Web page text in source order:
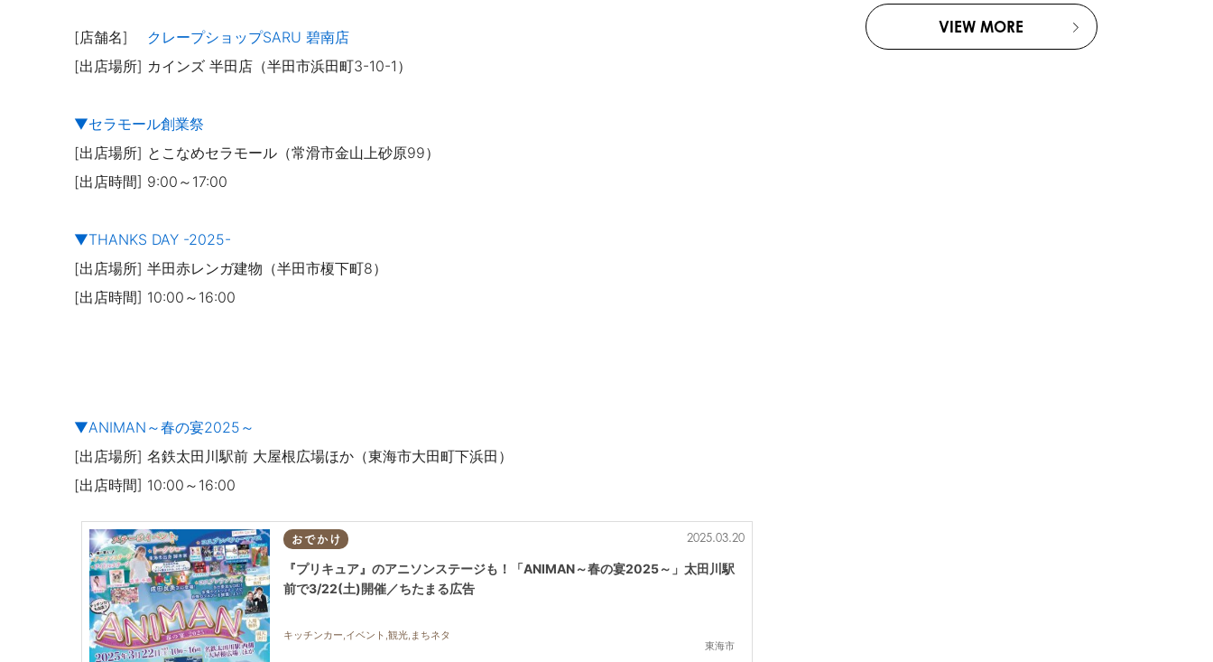
[店舗名] クレープショップSARU 碧南店
[出店場所] カインズ 半田店（半田市浜田町3-10-1）
▼セラモール創業祭
[出店場所] とこなめセラモール（常滑市金山上砂原99）
[出店時間] 9:00～17:00
▼THANKS DAY -2025-
[出店場所] 半田赤レンガ建物（半田市榎下町8）
[出店時間] 10:00～16:00
▼ANIMAN～春の宴2025～
[出店場所] 名鉄太田川駅前 大屋根広場ほか（東海市大田町下浜田）
[出店時間] 10:00～16:00
おでかけ
東海市
2025.03.20
『プリキュア』のアニソンステージも！「ANIMAN～春の宴2025～」太田川駅
前で3/22(土)開催／ちたまる広告
キッチンカー,イベント,観光,まちネタ
VIEW MORE